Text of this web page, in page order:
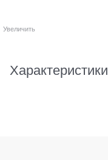
Увеличить
Характеристики